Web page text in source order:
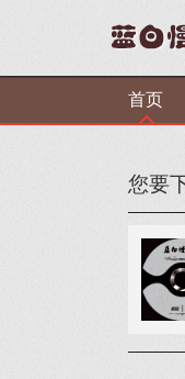
首页
您要